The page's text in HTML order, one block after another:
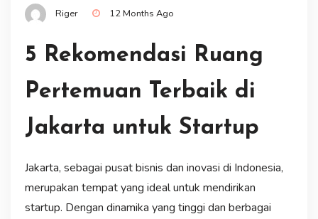
Riger 12 Months Ago
5 Rekomendasi Ruang
Pertemuan Terbaik di
Jakarta untuk Startup
Jakarta, sebagai pusat bisnis dan inovasi di Indonesia,
merupakan tempat yang ideal untuk mendirikan
startup. Dengan dinamika yang tinggi dan berbagai